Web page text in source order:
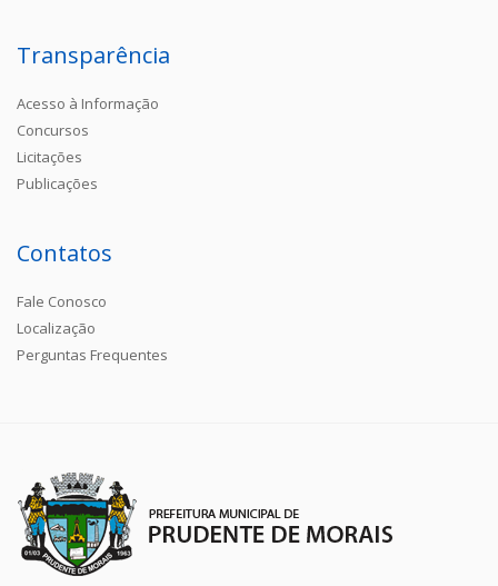
Transparência
Acesso à Informação
Concursos
Licitações
Publicações
Contatos
Fale Conosco
Localização
Perguntas Frequentes